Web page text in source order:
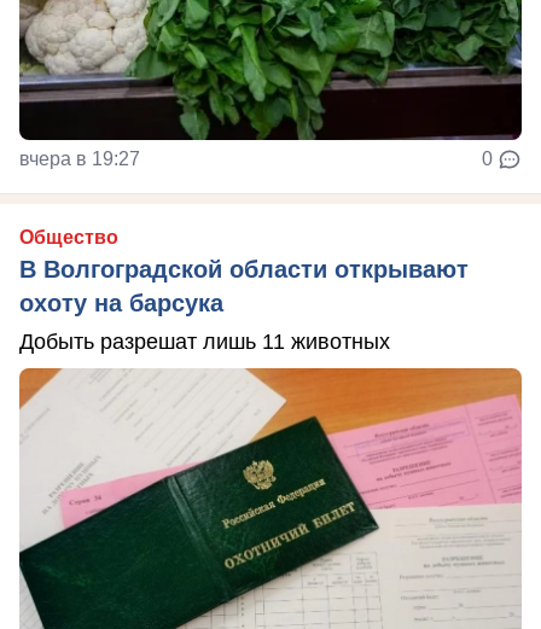
вчера в 19:27 0
Общество
В Волгоградской области открывают
охоту на барсука
Добыть разрешат лишь 11 животных